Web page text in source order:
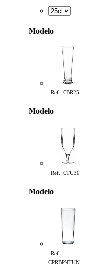
Modelo
Ref.: CBR25
Modelo
Ref.: CTU30
Modelo
Ref.:
CPRBPNTUN